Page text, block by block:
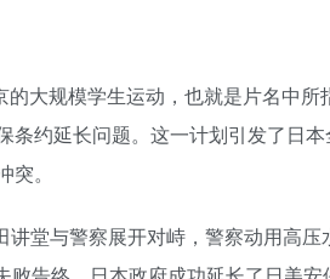
大规模学生运动，也就是片名中
约延长问题。这一计划引发了日
。
堂与警察展开对峙，警察动用高